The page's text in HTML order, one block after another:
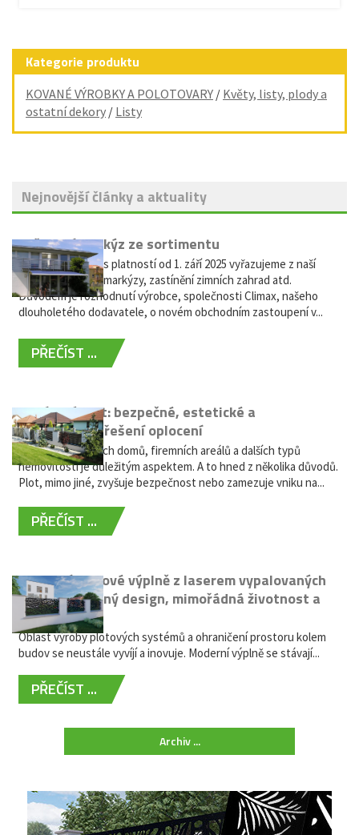
Kategorie produktu
KOVANÉ VÝROBKY A POLOTOVARY / Květy, listy, plody a
ostatní dekory / Listy
Nejnovější články a aktuality
Vyřazení markýz ze sortimentu
Vážení zákazníci, s platností od 1. září 2025 vyřazujeme z naší
nabídky výsuvné markýzy, zastínění zimních zahrad atd.
Důvodem je rozhodnutí výrobce, společnosti Climax, našeho
dlouholetého dodavatele, o novém obchodním zastoupení v...
PŘEČÍST ...
Hliníkový plot: bezpečné, estetické a
bezúdržbové řešení oplocení
Oplocení rodinných domů, firemních areálů a dalších typů
nemovitostí je důležitým aspektem. A to hned z několika důvodů.
Plot, mimo jiné, zvyšuje bezpečnost nebo zamezuje vniku na...
PŘEČÍST ...
Moderní plotové výplně z laserem vypalovaných
kovů: výjimečný design, mimořádná životnost a
žádná údržba
Oblast výroby plotových systémů a ohraničení prostoru kolem
budov se neustále vyvíjí a inovuje. Moderní výplně se stávají...
PŘEČÍST ...
Archiv ...